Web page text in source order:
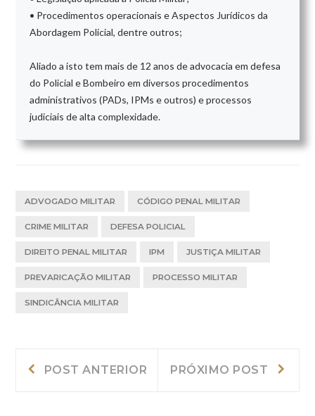
• Procedimentos operacionais e Aspectos Jurídicos da
Abordagem Policial, dentre outros;
Aliado a isto tem mais de 12 anos de advocacia em defesa
do Policial e Bombeiro em diversos procedimentos
administrativos (PADs, IPMs e outros) e processos
judiciais de alta complexidade.
ADVOGADO MILITAR CÓDIGO PENAL MILITAR
CRIME MILITAR DEFESA POLICIAL
DIREITO PENAL MILITAR IPM JUSTIÇA MILITAR
PREVARICAÇÃO MILITAR PROCESSO MILITAR
SINDICÂNCIA MILITAR
Navegação
POST ANTERIOR
Anterior:
PRÓXIMO POST